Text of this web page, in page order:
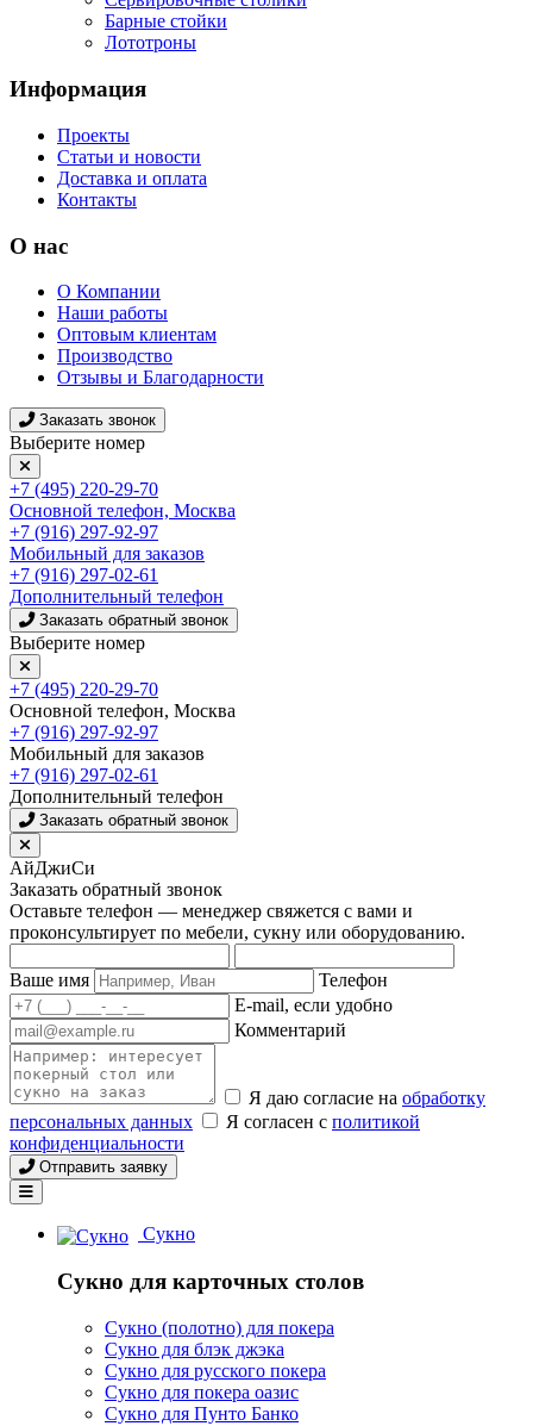
Барные стойки
Лототроны
Информация
Проекты
Статьи и новости
Доставка и оплата
Контакты
О нас
О Компании
Наши работы
Оптовым клиентам
Производство
Отзывы и Благодарности
Заказать звонок
Выберите номер
+7 (495) 220-29-70
Основной телефон, Москва
+7 (916) 297-92-97
Мобильный для заказов
+7 (916) 297-02-61
Дополнительный телефон
Заказать обратный звонок
Выберите номер
+7 (495) 220-29-70
Основной телефон, Москва
+7 (916) 297-92-97
Мобильный для заказов
+7 (916) 297-02-61
Дополнительный телефон
Заказать обратный звонок
АйДжиСи
Заказать обратный звонок
Оставьте телефон — менеджер свяжется с вами и
проконсультирует по мебели, сукну или оборудованию.
Ваше имя
Телефон
E-mail, если удобно
Комментарий
Я даю согласие на обработку
персональных данных
Я согласен с политикой
конфиденциальности
Отправить заявку
Сукно
Сукно для карточных столов
Сукно (полотно) для покера
Сукно для блэк джэка
Сукно для русского покера
Сукно для покера оазис
Сукно для Пунто Банко